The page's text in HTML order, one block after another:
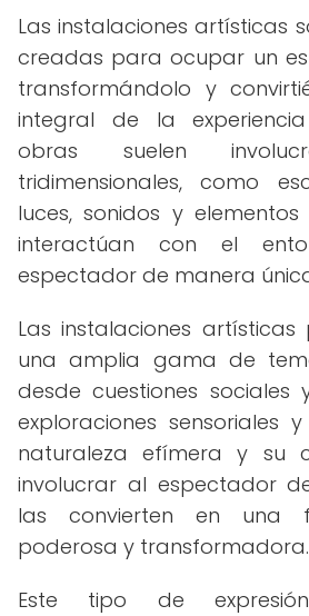
Las instalaciones artísticas
creadas para ocupar un
transformándolo y
integral de la
obras suelen
tridimensionales, como
luces, sonidos y
interactúan con el
espectador de manera
Las instalaciones
una amplia gama de
desde cuestiones sociales
exploraciones sensoriales
naturaleza efímera y su
involucrar al espectador
las convierten en una
poderosa y transformadora.
Este tipo de